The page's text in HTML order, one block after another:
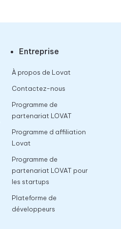
Entreprise
À propos de Lovat
Contactez-nous
Programme de
partenariat LOVAT
Programme d affiliation
Lovat
Programme de
partenariat LOVAT pour
les startups
Plateforme de
développeurs